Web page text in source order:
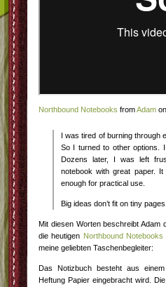
Northbound Notebooks fromAdam on
I was tired of burning through
So I turned to other options.
Dozens later, I was left
notebook with great paper.
enough for practical use.
Big ideas don’t fit on tiny pages.
Mit diesen Worten beschreibt Adam
die heutigen Northbound Notebooks
meine geliebten Taschenbegleiter:
Das Notizbuch besteht aus
Heftung Papier eingebracht wird.